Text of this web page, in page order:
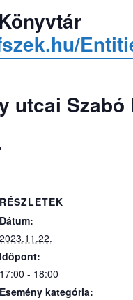
utcai
RÉSZLETEK
Dátum:
2023.11.22.
Időpont:
17:00 - 18:00
Esemény kategória: